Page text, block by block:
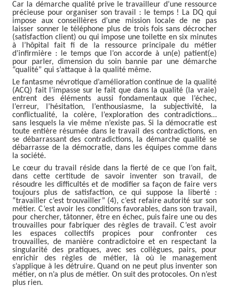
Car la démarche qualité prive le travailleur d’une ressource
précieuse pour organiser son travail : le temps ! La DQ qui
impose aux conseillères d’une mission locale de ne pas
laisser sonner le téléphone plus de trois fois sans décrocher
(satisfaction client) ou qui impose une toilette en six minutes
à l’hôpital fait fi de la ressource principale du métier
d’infirmière : le temps que l’on accorde à un(e) patient(e)
pour parler, dimension du soin bannie par une démarche
“qualité” qui s’attaque à la qualité même.
Le fantasme névrotique d’amélioration continue de la qualité
(ACQ) fait l’impasse sur le fait que dans la qualité (la vraie)
entrent des éléments aussi fondamentaux que l’échec,
l’erreur, l’hésitation, l’enthousiasme, la subjectivité, la
conflictualité, la colère, l’exploration des contradictions…
sans lesquels la vie même n’existe pas. Si la démocratie est
toute entière résumée dans le travail des contradictions, en
se débarrassant des contradictions, la démarche qualité se
débarrasse de la démocratie, dans les équipes comme dans
la société.
Le cœur du travail réside dans la fierté de ce que l’on fait,
dans cette certitude de savoir inventer son travail, de
résoudre les difficultés et de modifier sa façon de faire vers
toujours plus de satisfaction, ce qui suppose la liberté :
“travailler c’est trouvailler” (4), c’est refaire autorité sur son
métier. C’est avoir les conditions favorables, dans son travail,
pour chercher, tâtonner, être en échec, puis faire une ou des
trouvailles pour fabriquer des règles de travail. C’est avoir
les espaces collectifs propices pour confronter ces
trouvailles, de manière contradictoire et en respectant la
singularité des pratiques, avec ses collègues, pairs, pour
enrichir des règles de métier, là où le management
s’applique à les détruire. Quand on ne peut plus inventer son
métier, on n’a plus de métier. On suit des protocoles. On n’est
plus rien.